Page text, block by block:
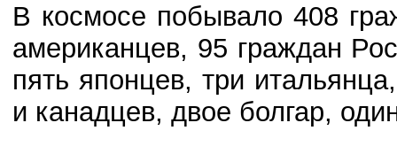
В космосе побывало 408
американцев, 95 граждан
пять японцев, три
и канадцев, двое болгар,